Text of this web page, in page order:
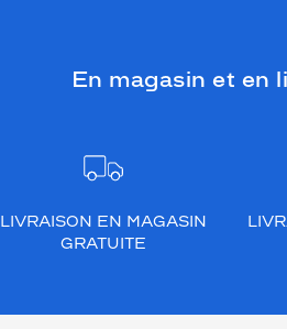
En magasin et en
LIVRAISON EN MAGASIN
GRATUITE